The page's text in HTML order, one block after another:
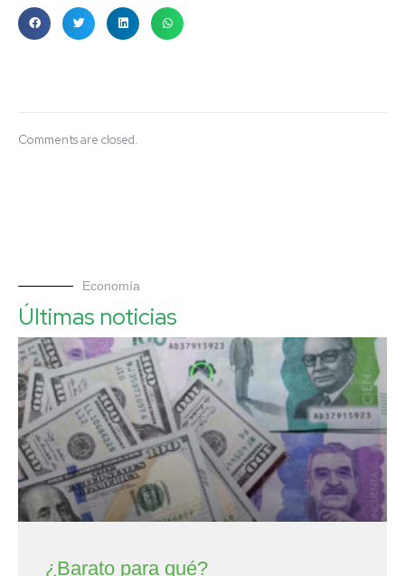
Comments are closed.
Economía
Últimas noticias
¿Barato para qué?